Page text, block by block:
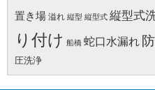
置き場 溢れ 縦型 縦型式 縦型式
り付け 船橋 蛇口水漏れ
圧洗浄